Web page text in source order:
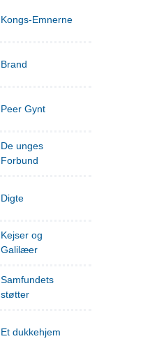
Kongs-Emnerne
Brand
Peer Gynt
De unges
Forbund
Digte
Kejser og
Galilæer
Samfundets
støtter
Et dukkehjem